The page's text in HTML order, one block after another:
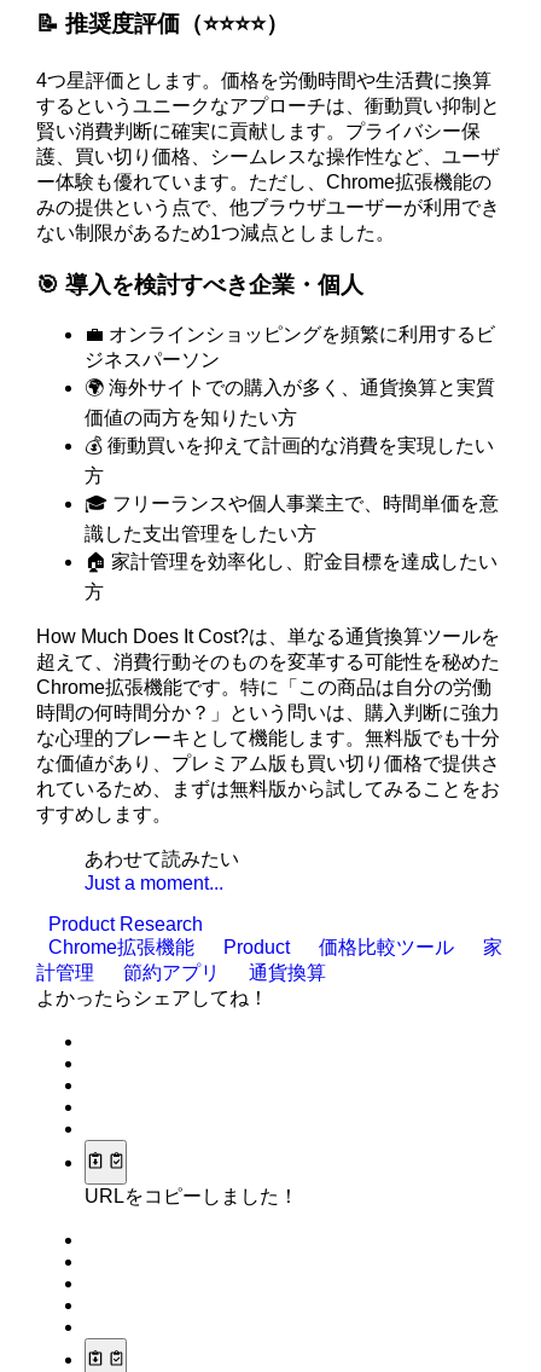
📝 推奨度評価（⭐️⭐️⭐️⭐️）
4つ星評価とします。価格を労働時間や生活費に換算
するというユニークなアプローチは、衝動買い抑制と
賢い消費判断に確実に貢献します。プライバシー保
護、買い切り価格、シームレスな操作性など、ユーザ
ー体験も優れています。ただし、Chrome拡張機能の
みの提供という点で、他ブラウザユーザーが利用でき
ない制限があるため1つ減点としました。
🎯 導入を検討すべき企業・個人
💼 オンラインショッピングを頻繁に利用するビ
ジネスパーソン
🌍 海外サイトでの購入が多く、通貨換算と実質
価値の両方を知りたい方
💰 衝動買いを抑えて計画的な消費を実現したい
方
🎓 フリーランスや個人事業主で、時間単価を意
識した支出管理をしたい方
🏠 家計管理を効率化し、貯金目標を達成したい
方
How Much Does It Cost?は、単なる通貨換算ツールを
超えて、消費行動そのものを変革する可能性を秘めた
Chrome拡張機能です。特に「この商品は自分の労働
時間の何時間分か？」という問いは、購入判断に強力
な心理的ブレーキとして機能します。無料版でも十分
な価値があり、プレミアム版も買い切り価格で提供さ
れているため、まずは無料版から試してみることをお
すすめします。
あわせて読みたい
Just a moment...
Product Research
Chrome拡張機能
Product 価格比較ツール
家
計管理
節約アプリ
通貨換算
よかったらシェアしてね！
URLをコピーしました！